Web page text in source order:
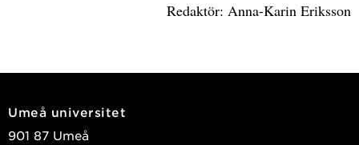
Redaktör: Anna-Karin Eriksson
Umeå universitet
901 87 Umeå